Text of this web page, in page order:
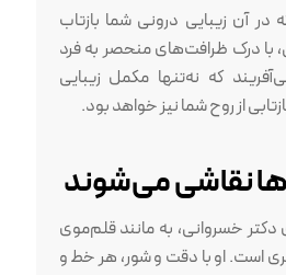
در آن زیبایی درونی شما بازتاب
با درک ظرافت‌های منحصر به فرد
که نه‌تنها مکمل زیبایی
از روح شما نیز خواهد بود.
نقاشی می‌شوند
خسروانی، به مانند قلم‌موی
است. او با دقت و شور، هر خط و